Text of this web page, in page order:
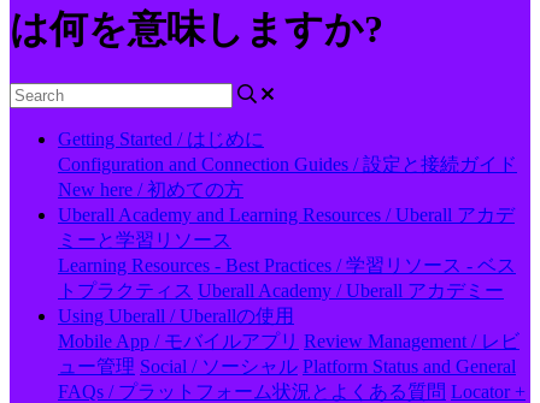
は何を意味しますか?
Getting Started / はじめに
Configuration and Connection Guides / 設定と接続ガイド
New here / 初めての方
Uberall Academy and Learning Resources / Uberall アカデ
ミーと学習リソース
Learning Resources - Best Practices / 学習リソース - ベス
トプラクティス Uberall Academy / Uberall アカデミー
Using Uberall / Uberallの使用
Mobile App / モバイルアプリ Review Management / レビ
ュー管理 Social / ソーシャル Platform Status and General
FAQs / プラットフォーム状況とよくある質問 Locator +